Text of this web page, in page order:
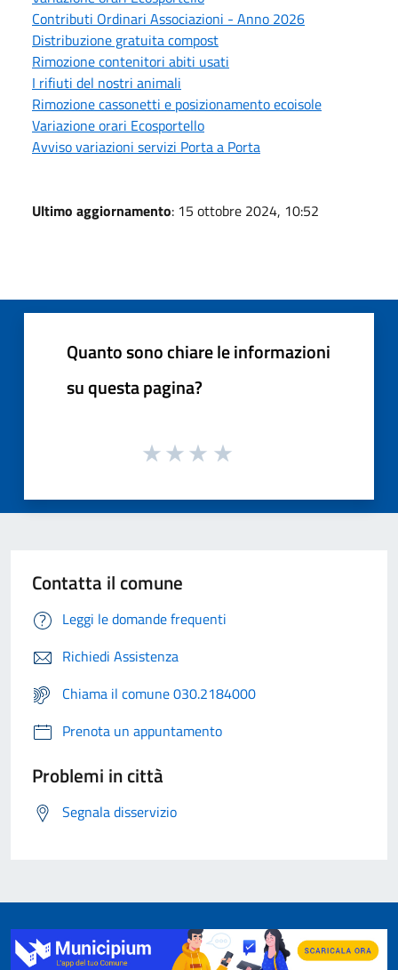
Contributi Ordinari Associazioni - Anno 2026
Distribuzione gratuita compost
Rimozione contenitori abiti usati
I rifiuti del nostri animali
Rimozione cassonetti e posizionamento ecoisole
Variazione orari Ecosportello
Avviso variazioni servizi Porta a Porta
Ultimo aggiornamento: 15 ottobre 2024, 10:52
Quanto sono chiare le informazioni
su questa pagina?
Contatta il comune
Leggi le domande frequenti
Richiedi Assistenza
Chiama il comune 030.2184000
Prenota un appuntamento
Problemi in città
Segnala disservizio